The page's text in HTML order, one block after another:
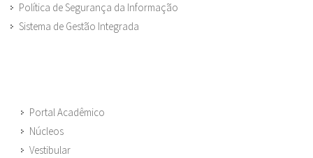
Política de Segurança da Informação
Sistema de Gestão Integrada
Portal Acadêmico
Núcleos
Vestibular